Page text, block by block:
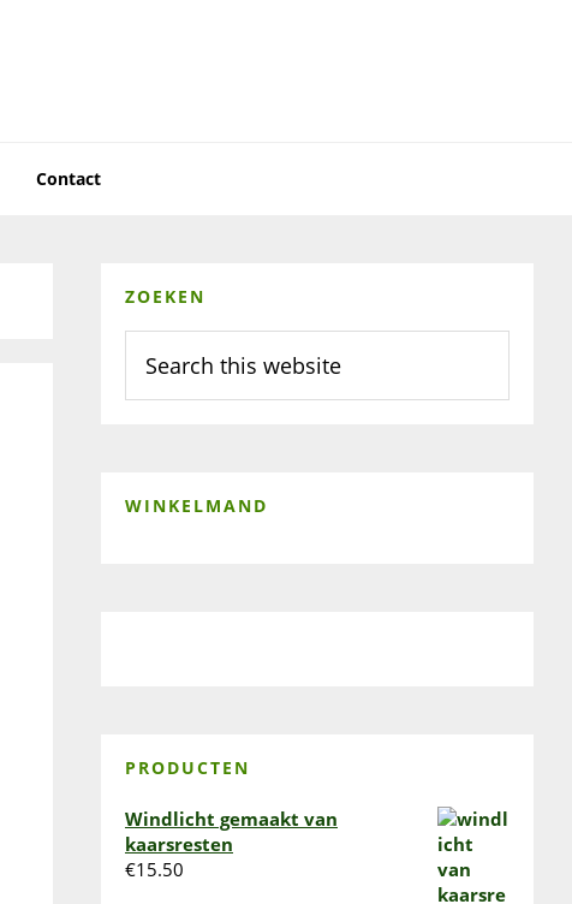
Contact
Primary
Sidebar
ZOEKEN
this
website
WINKELMAND
PRODUCTEN
Windlicht gemaakt van
kaarsresten
€15.50